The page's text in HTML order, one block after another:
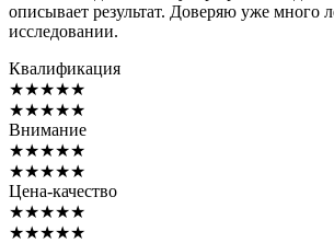
описывает результат. Доверяю уже много
исследовании.
Квалификация
★★★★★
★★★★★
Внимание
★★★★★
★★★★★
Цена-качество
★★★★★
★★★★★